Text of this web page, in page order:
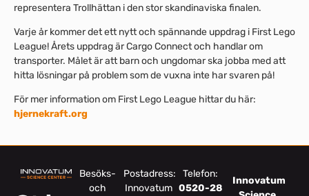
representera Trollhättan i den stor skandinaviska finalen.
Varje år kommer det ett nytt och spännande uppdrag i First Lego
League! Årets uppdrag är Cargo Connect och handlar om
transporter. Målet är att barn och ungdomar ska jobba med att
hitta lösningar på problem som de vuxna inte har svaren på!
För mer information om First Lego League hittar du här:
hjernekraft.org
Besöks-
och
Postadress:
Innovatum
Telefon:
0520-28
Innovatum